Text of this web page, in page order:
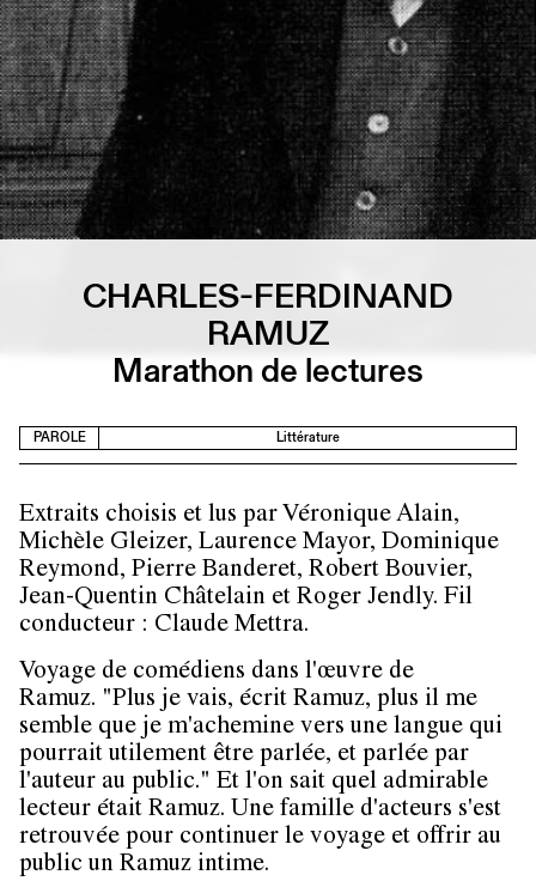
CHARLES-FERDINAND
RAMUZ
Marathon de lectures
PAROLE Littérature
Extraits choisis et lus par Véronique Alain,
Michèle Gleizer, Laurence Mayor, Dominique
Reymond, Pierre Banderet, Robert Bouvier,
Jean-Quentin Châtelain et Roger Jendly. Fil
conducteur : Claude Mettra.
Voyage de comédiens dans l'œuvre de
Ramuz. "Plus je vais, écrit Ramuz, plus il me
semble que je m'achemine vers une langue qui
pourrait utilement être parlée, et parlée par
l'auteur au public." Et l'on sait quel admirable
lecteur était Ramuz. Une famille d'acteurs s'est
retrouvée pour continuer le voyage et offrir au
public un Ramuz intime.